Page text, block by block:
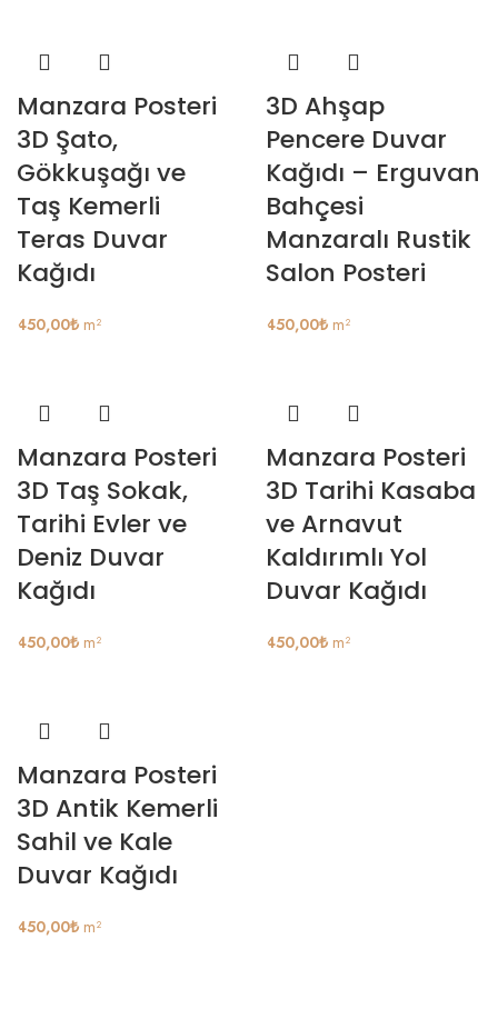
Manzara Posteri
3D Şato,
Gökkuşağı ve
Taş Kemerli
Teras Duvar
Kağıdı
450,00₺ m²
3D Ahşap
Pencere Duvar
Kağıdı – Erguvan
Bahçesi
Manzaralı Rustik
Salon Posteri
450,00₺ m²
Manzara Posteri
3D Taş Sokak,
Tarihi Evler ve
Deniz Duvar
Kağıdı
450,00₺ m²
Manzara Posteri
3D Tarihi Kasaba
ve Arnavut
Kaldırımlı Yol
Duvar Kağıdı
450,00₺ m²
Manzara Posteri
3D Antik Kemerli
Sahil ve Kale
Duvar Kağıdı
450,00₺ m²